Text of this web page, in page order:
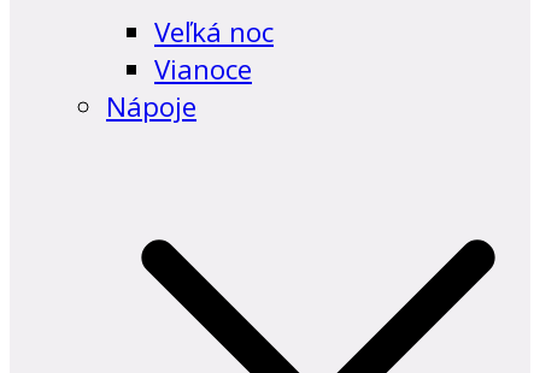
Veľká noc
Vianoce
Nápoje